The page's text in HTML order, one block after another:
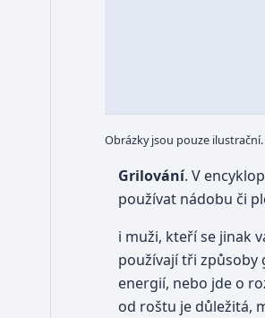
Obrázky jsou pouze
Grilování. V
používat nádobu či
i muži, kteří se jinak
používají tři způsoby
energií, nebo jde o
od roštu je důležitá,